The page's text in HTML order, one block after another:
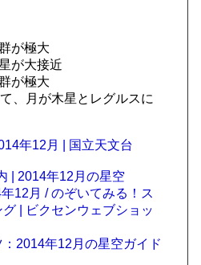
が極大
が大接近
が極大
、月が木星とレグルスに
年12月 | 国立天文台
| 2014年12月の星空
12月 / のぞいてみる！ス
| ビクセンウェブショッ
2014年12月の星空ガイド